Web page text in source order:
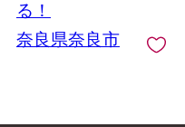
る！
奈良県奈良市